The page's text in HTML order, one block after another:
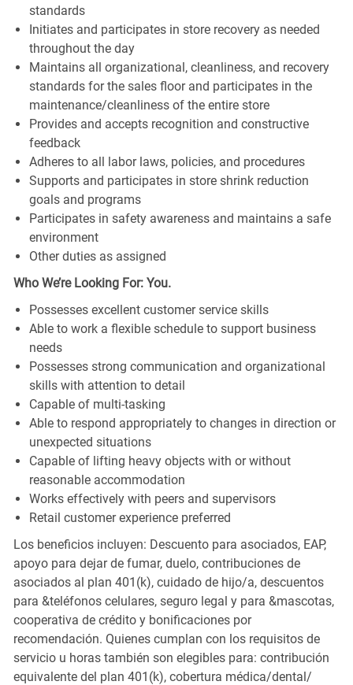
standards
Initiates and participates in store recovery as needed
throughout the day
Maintains all organizational, cleanliness, and recovery
standards for the sales floor and participates in the
maintenance/cleanliness of the entire store
Provides and accepts recognition and constructive
feedback
Adheres to all labor laws, policies, and procedures
Supports and participates in store shrink reduction
goals and programs
Participates in safety awareness and maintains a safe
environment
Other duties as assigned
Who We’re Looking For: You.
Possesses excellent customer service skills
Able to work a flexible schedule to support business
needs
Possesses strong communication and organizational
skills with attention to detail
Capable of multi-tasking
Able to respond appropriately to changes in direction or
unexpected situations
Capable of lifting heavy objects with or without
reasonable accommodation
Works effectively with peers and supervisors
Retail customer experience preferred
Los beneficios incluyen: Descuento para asociados, EAP,
apoyo para dejar de fumar, duelo, contribuciones de
asociados al plan 401(k), cuidado de hijo/a, descuentos
para &teléfonos celulares, seguro legal y para &mascotas,
cooperativa de crédito y bonificaciones por
recomendación. Quienes cumplan con los requisitos de
servicio u horas también son elegibles para: contribución
equivalente del plan 401(k), cobertura médica/dental/